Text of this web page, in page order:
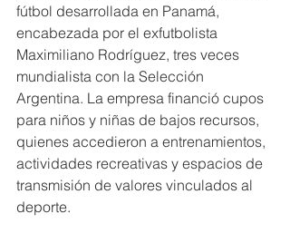
fútbol desarrollada en Panamá,
encabezada por el exfutbolista
Maximiliano Rodríguez, tres veces
mundialista con la Selección
Argentina. La empresa financió cupos
para niños y niñas de bajos recursos,
quienes accedieron a entrenamientos,
actividades recreativas y espacios de
transmisión de valores vinculados al
deporte.